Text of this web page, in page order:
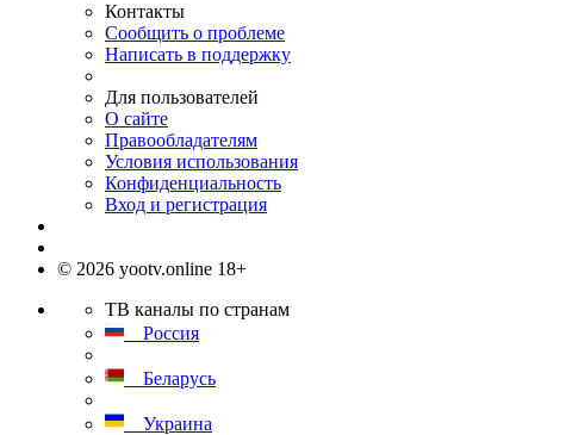
Контакты
Сообщить о проблеме
Написать в поддержку
Для пользователей
О сайте
Правообладателям
Условия использования
Конфиденциальность
Вход и регистрация
© 2026 yootv.online 18+
ТВ каналы по странам
Россия
Беларусь
Украина